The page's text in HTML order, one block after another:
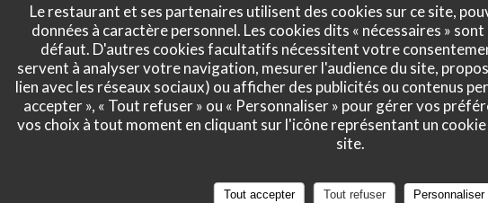
Le restaurant et ses partenaires utilisent des cookies sur ce site,
données à caractère personnel. Les cookies dits « nécessaires »
défaut. D'autres cookies facultatifs nécessitent votre
servent à analyser votre navigation, mesurer l'audience du site,
lien avec les réseaux sociaux) ou afficher des publicités ou contenus
accepter », « Tout refuser » ou « Personnaliser » pour gérer vos
vos choix à tout moment en cliquant sur l'icône représentant un cookie
site.
Tout accepter Tout refuser Personnaliser
Outre la cuisine généreuse du chef François, vous
chaleureuse. Tout le mobilier est dépareillé, chiné ça et
pouvez choisir parmi les 3 espaces différents. La table
l'espace "boudoir" ou sous la vaste verrière ! A vous de
d'ailleurs privatiser un espace dans son intégralité ! Ce